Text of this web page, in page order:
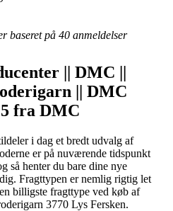
baseret på 40 anmeldelser
|| DMC ||
|| DMC
fra DMC
i dag et bredt udvalg af
er på nuværende tidspunkt
så henter du bare dine nye
Fragttypen er nemlig rigtig let
billigste fragttype ved køb af
3770 Lys Fersken.